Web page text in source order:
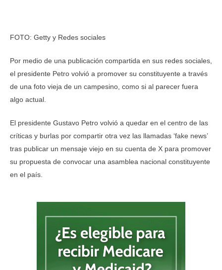
FOTO: Getty y Redes sociales
Por medio de una publicación compartida en sus redes sociales,
el presidente Petro volvió a promover su constituyente a través
de una foto vieja de un campesino, como si al parecer fuera
algo actual.
El presidente Gustavo Petro volvió a quedar en el centro de las
críticas y burlas por compartir otra vez las llamadas ‘fake news’
tras publicar un mensaje viejo en su cuenta de X para promover
su propuesta de convocar una asamblea nacional constituyente
en el país.